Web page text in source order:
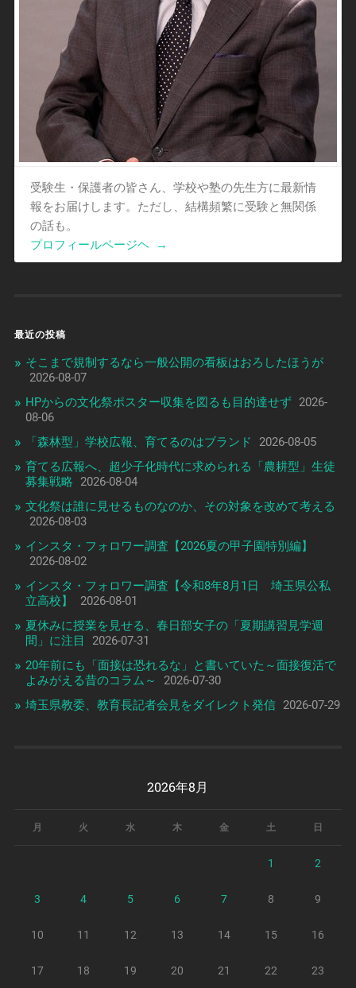
受験生・保護者の皆さん、学校や塾の先生方に最新情
報をお届けします。ただし、結構頻繁に受験と無関係
の話も。
プロフィールページヘ
→
最近の投稿
そこまで規制するなら一般公開の看板はおろしたほうが
2026-08-07
HPからの文化祭ポスター収集を図るも目的達せず 2026-
08-06
「森林型」学校広報、育てるのはブランド
2026-08-05
育てる広報へ、超少子化時代に求められる「農耕型」生徒
募集戦略
2026-08-04
文化祭は誰に見せるものなのか、その対象を改めて考える
2026-08-03
インスタ・フォロワー調査【2026夏の甲子園特別編】
2026-08-02
インスタ・フォロワー調査【令和8年8月1日 埼玉県公私
立高校】
2026-08-01
夏休みに授業を見せる、春日部女子の「夏期講習見学週
間」に注目
2026-07-31
20年前にも「面接は恐れるな」と書いていた～面接復活で
よみがえる昔のコラム～
2026-07-30
埼玉県教委、教育長記者会見をダイレクト発信 2026-07-29
2026年8月
月 火 水 木 金 土 日
1 2
3 4 5 6 7 8 9
10 11 12 13 14 15 16
17 18 19 20 21 22 23